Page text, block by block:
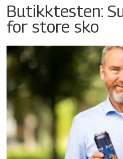
Butikktesten:
for store sko